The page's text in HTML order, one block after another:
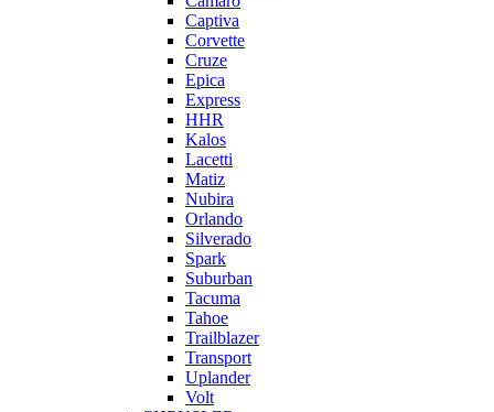
Captiva
Corvette
Cruze
Epica
Express
HHR
Kalos
Lacetti
Matiz
Nubira
Orlando
Silverado
Spark
Suburban
Tacuma
Tahoe
Trailblazer
Transport
Uplander
Volt